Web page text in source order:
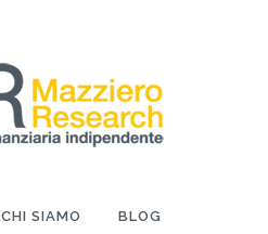
CHI SIAMO BLOG